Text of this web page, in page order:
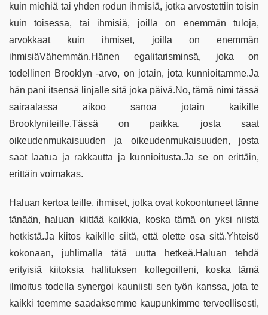
kuin miehiä tai yhden rodun ihmisiä, jotka arvostettiin toisin
kuin toisessa, tai ihmisiä, joilla on enemmän tuloja,
arvokkaat kuin ihmiset, joilla on enemmän
ihmisiäVähemmän.Hänen egalitarisminsä, joka on
todellinen Brooklyn -arvo, on jotain, jota kunnioitamme.Ja
hän pani itsensä linjalle sitä joka päivä.No, tämä nimi tässä
sairaalassa aikoo sanoa jotain kaikille
Brooklyniteille.Tässä on paikka, josta saat
oikeudenmukaisuuden ja oikeudenmukaisuuden, josta
saat laatua ja rakkautta ja kunnioitusta.Ja se on erittäin,
erittäin voimakas.
Haluan kertoa teille, ihmiset, jotka ovat kokoontuneet tänne
tänään, haluan kiittää kaikkia, koska tämä on yksi niistä
hetkistä.Ja kiitos kaikille siitä, että olette osa sitä.Yhteisö
kokonaan, juhlimalla tätä uutta hetkeä.Haluan tehdä
erityisiä kiitoksia hallituksen kollegoilleni, koska tämä
ilmoitus todella synergoi kauniisti sen työn kanssa, jota te
kaikki teemme saadaksemme kaupunkimme terveellisesti,